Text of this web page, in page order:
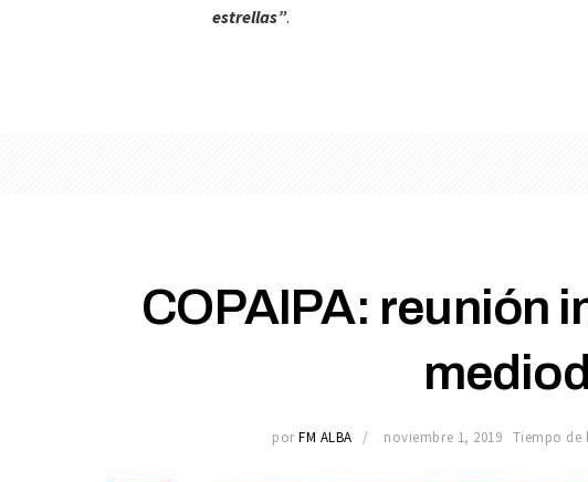
estrellas”.
COPAIPA: reunión
por FM ALBA noviembre 1, 2019 Tiempo de